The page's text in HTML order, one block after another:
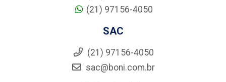
(21) 97156-4050
SAC
(21) 97156-4050
sac@boni.com.br